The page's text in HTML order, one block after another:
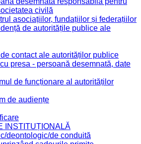
civilă
asociațiilor, fundațiilor și federațiilor
de autoritățile publice ale
contact ale autorităților publice
presa - persoană desemnată, date
de funcționare al autorităților
de audiențe
INSTITUȚIONALĂ
deontologic/de conduită